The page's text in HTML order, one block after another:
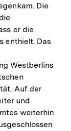
Die
er die
enthielt. Das
Westberlins
Auf der
und
weiterhin